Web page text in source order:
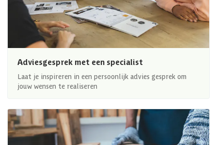
Adviesgesprek met een specialist
Laat je inspireren in een persoonlijk advies gesprek om
jouw wensen te realiseren